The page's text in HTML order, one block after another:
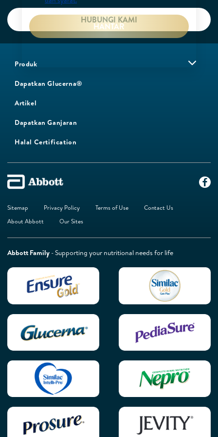
HANTAR
HUBUNGI KAMI
Produk
Dapatkan Glucerna®
Artikel
Dapatkan Ganjaran
Halal Certification
Sitemap Privacy Policy Terms of Use
Contact Us
About Abbott
Our Sites
Abbott Family - Supporting your nutritional needs for life